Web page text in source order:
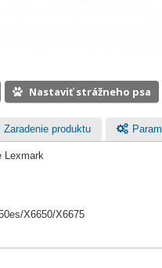
Nastaviť strážneho psa
Zaradenie produktu
Lexmark
X6650/X6675